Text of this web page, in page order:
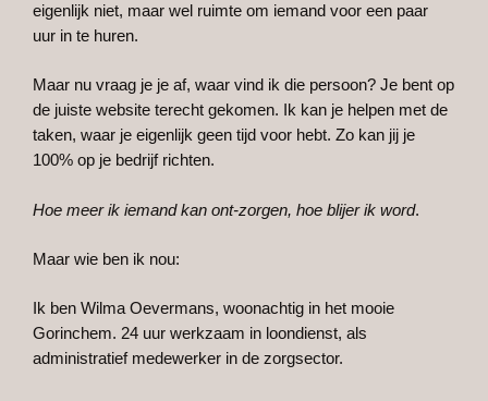
eigenlijk niet, maar wel ruimte om iemand voor een paar
uur in te huren.
Maar nu vraag je je af, waar vind ik die persoon? Je bent op
de juiste website terecht gekomen. Ik kan je helpen met de
taken, waar je eigenlijk geen tijd voor hebt. Zo kan jij je
100% op je bedrijf richten.
Hoe meer ik iemand kan ont-zorgen, hoe blijer ik word.
Maar wie ben ik nou:
Ik ben Wilma Oevermans, woonachtig in het mooie
Gorinchem. 24 uur werkzaam in loondienst, als
administratief medewerker in de zorgsector.